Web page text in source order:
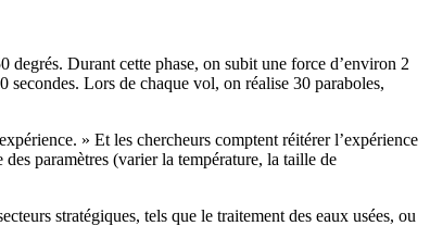
degrés. Durant cette phase, on subit une force d’environ 2
Lors de chaque vol, on réalise 30 paraboles,
» Et les chercheurs comptent réitérer l’expérience
paramètres (varier la température, la taille de
stratégiques, tels que le traitement des eaux usées, ou